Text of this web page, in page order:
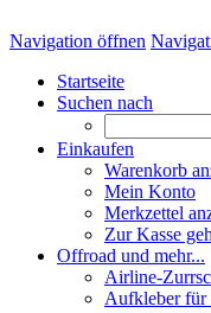
Navigation öffnen
Startseite
Suchen nach
Einkaufen
Warenkorb
Mein Konto
Merkzettel
Zur Kasse
Offroad und mehr...
Airline-
Aufkleber für